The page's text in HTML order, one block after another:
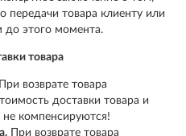
передачи товара клиенту или
до этого момента.
товара
возврате товара
доставки товара и
компенсируются!
При возврате товара